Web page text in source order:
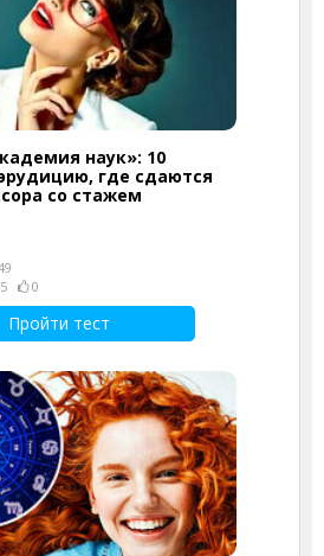
наук»: 10
где сдаются
со стажем
0
Пройти тест